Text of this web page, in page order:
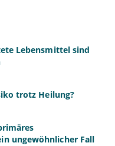
Lebensmittel sind
trotz Heilung?
ungewöhnlicher Fall